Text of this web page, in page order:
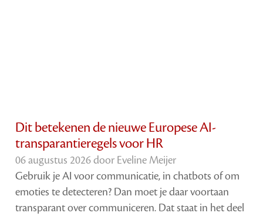
Dit betekenen de nieuwe Europese AI-
transparantieregels voor HR
06 augustus 2026 door Eveline Meijer
Gebruik je AI voor communicatie, in chatbots of om
emoties te detecteren? Dan moet je daar voortaan
transparant over communiceren. Dat staat in het deel